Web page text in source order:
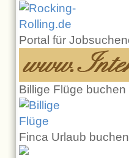
Portal für
Billige Flüge buchen
Finca Urlaub buchen